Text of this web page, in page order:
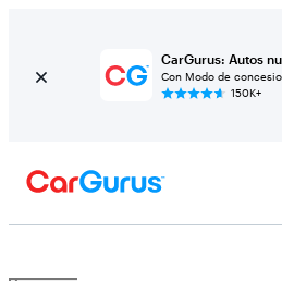
CarGurus: Autos
Con Modo de
150K+